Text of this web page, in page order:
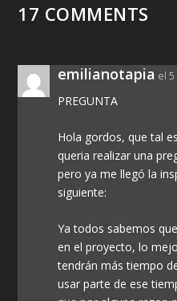
17 COMMENTS
emilianotapia el 5
PREGUNTA
Hola gordos, que tal
queria realizar una
pero ya me llegó la
siguiente:
Ya todos sabemos
en el proyecto, lo
tendrán más tiempo
usar parte de ese